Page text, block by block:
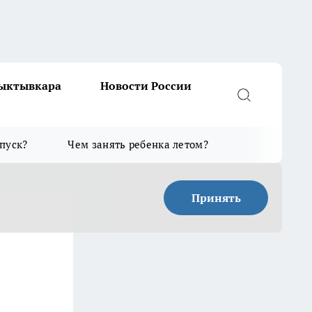
Новости России
Чем занять ребенка летом?
Принять